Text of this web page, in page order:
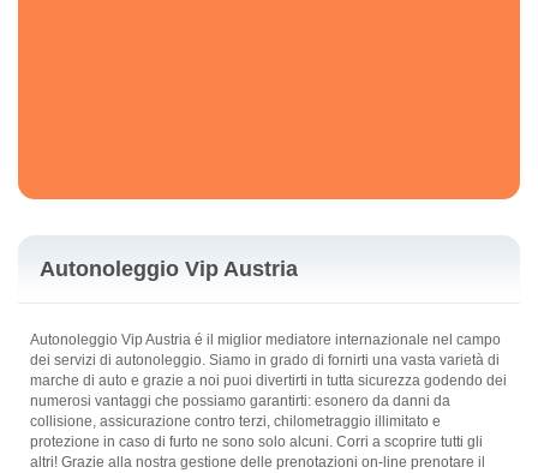
Autonoleggio Vip Austria
Autonoleggio Vip Austria é il miglior mediatore internazionale nel campo
dei servizi di autonoleggio. Siamo in grado di fornirti una vasta varietà di
marche di auto e grazie a noi puoi divertirti in tutta sicurezza godendo dei
numerosi vantaggi che possiamo garantirti: esonero da danni da
collisione, assicurazione contro terzi, chilometraggio illimitato e
protezione in caso di furto ne sono solo alcuni. Corri a scoprire tutti gli
altri! Grazie alla nostra gestione delle prenotazioni on-line prenotare il